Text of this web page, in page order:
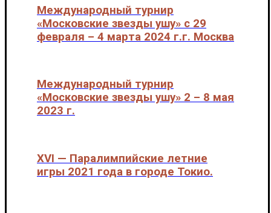
Международный турнир
«Московские звезды ушу» с 29
февраля – 4 марта 2024 г.г. Москва
Международный турнир
«Московские звезды ушу» 2 – 8 мая
2023 г.
XVI — Паралимпийские летние
игры 2021 года в городе Токио.